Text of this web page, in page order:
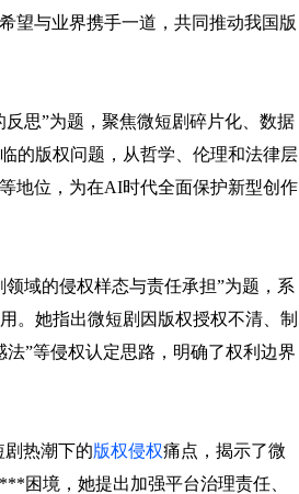
望与业界携手一道，共同推动我国版
思”为题，聚焦微短剧碎片化、数据
的版权问题，从哲学、伦理和法律层
地位，为在AI时代全面保护新型创作
域的侵权样态与责任承担”为题，系
。她指出微短剧因版权授权不清、制
”等侵权认定思路，明确了权利边界
热潮下的版权侵权痛点，揭示了微
困境，她提出加强平台治理责任、